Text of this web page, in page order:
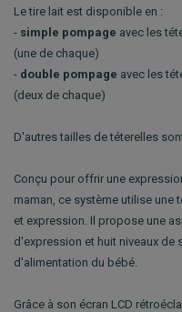
Le tire lait est disponible en :
- simple pompage avec les
(une de chaque)
- double pompage avec les
(deux de chaque)
D'autres tailles de téterelles
Conçu pour offrir une
maman, ce système utilise une
et expression. Il propose une
d'expression et huit niveaux
d'alimentation du bébé.
Grâce à son écran LCD